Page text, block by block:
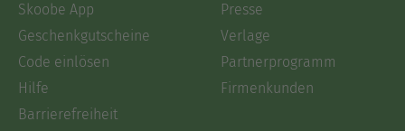
Skoobe App
Geschenkgutscheine
Code einlösen
Hilfe
Barrierefreiheit
Presse
Verlage
Partnerprogramm
Firmenkunden